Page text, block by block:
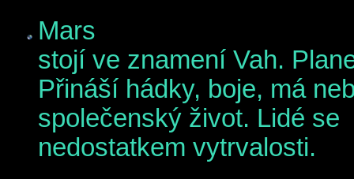
Mars
stojí ve znamení Vah.
Přináší hádky, boje, má
společenský život. Lidé
nedostatkem vytrvalosti.